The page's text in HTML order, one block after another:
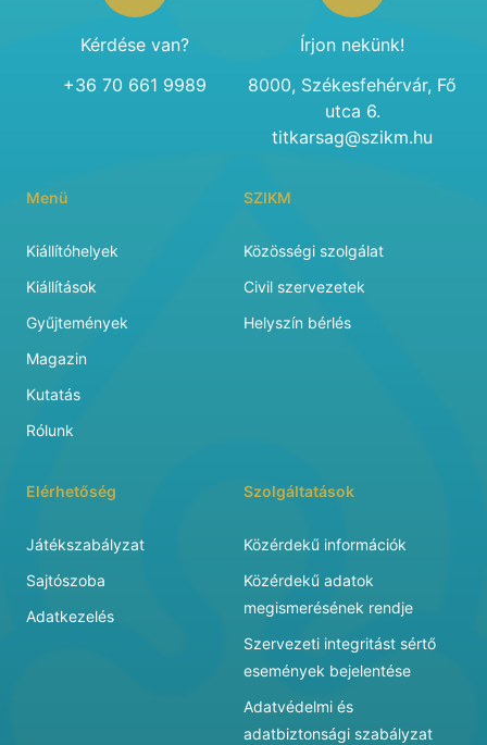
Kérdése van?
+36 70 661 9989
Írjon nekünk!
8000, Székesfehérvár, Fő
utca 6.
titkarsag@szikm.hu
Menü
Kiállítóhelyek
Kiállítások
Gyűjtemények
Magazin
Kutatás
Rólunk
SZIKM
Közösségi szolgálat
Civil szervezetek
Helyszín bérlés
Elérhetőség
Játékszabályzat
Sajtószoba
Adatkezelés
Szolgáltatások
Közérdekű információk
Közérdekű adatok
megismerésének rendje
Szervezeti integritást sértő
események bejelentése
Adatvédelmi és
adatbiztonsági szabályzat